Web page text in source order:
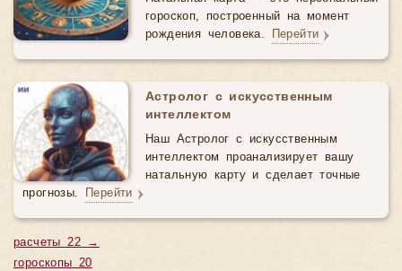
гороскоп, построенный на момент
рождения человека. Перейти
Астролог с искусственным
интеллектом
Наш Астролог с искусственным
интеллектом проанализирует вашу
натальную карту и сделает точные
прогнозы. Перейти
расчеты 22 →
гороскопы 20